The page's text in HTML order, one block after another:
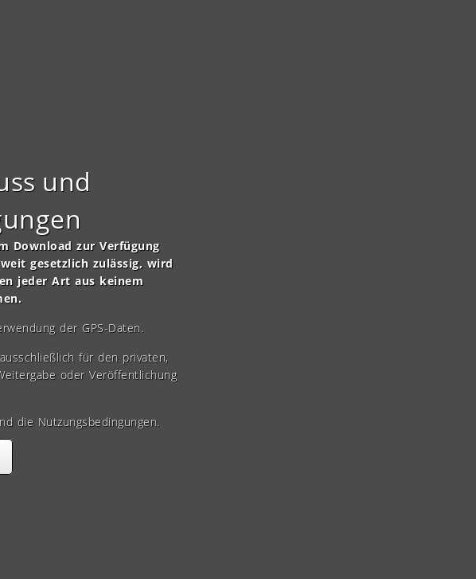
und
Download zur Verfügung
gesetzlich zulässig, wird
jeder Art aus keinem
der GPS-Daten.
für den privaten,
oder Veröffentlichung
die Nutzungsbedingungen.